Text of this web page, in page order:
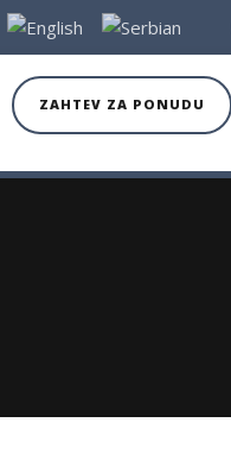
ZAHTEV ZA PONUDU